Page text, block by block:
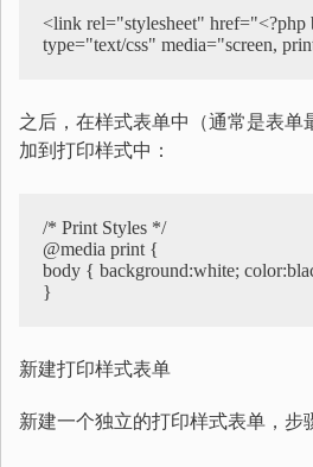
<link rel="stylesheet"
type="text/css" media="screen,
之后，在样式表单中（通常是表单
加到打印样式中：
/* Print Styles */
@media print {
body { background:white;
}
新建打印样式表单
新建一个独立的打印样式表单，步